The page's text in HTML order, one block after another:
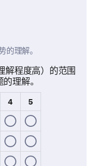
的理解。
解程度高）的范围
理解。
4
5